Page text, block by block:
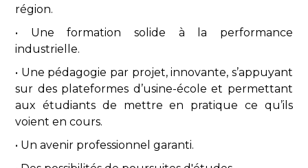
région.
• Une formation solide à la performance
industrielle.
• Une pédagogie par projet, innovante, s’appuyant
sur des plateformes d’usine-école et permettant
aux étudiants de mettre en pratique ce qu’ils
voient en cours.
• Un avenir professionnel garanti.